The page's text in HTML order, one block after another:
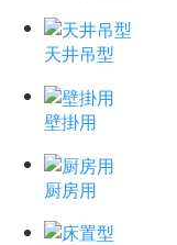
天井吊型
壁掛用
厨房用